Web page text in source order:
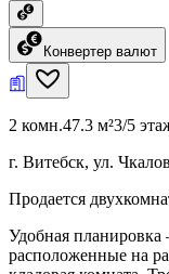
Конвертер валют
2 комн.47.3 м²3/5
г. Витебск, ул.
Продается
Удобная
расположенные на